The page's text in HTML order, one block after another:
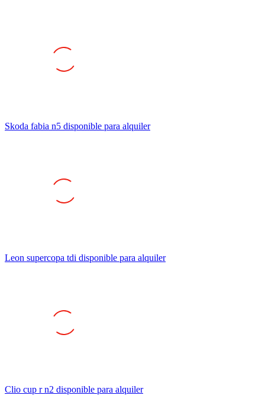
Skoda fabia n5 disponible para alquiler
Leon supercopa tdi disponible para alquiler
Clio cup r n2 disponible para alquiler